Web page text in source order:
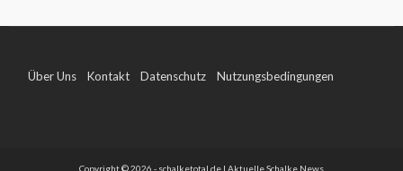
Über Uns Kontakt Datenschutz Nutzungsbedingungen
Copyright © 2026 - schalketotal.de | Aktuelle Schalke News